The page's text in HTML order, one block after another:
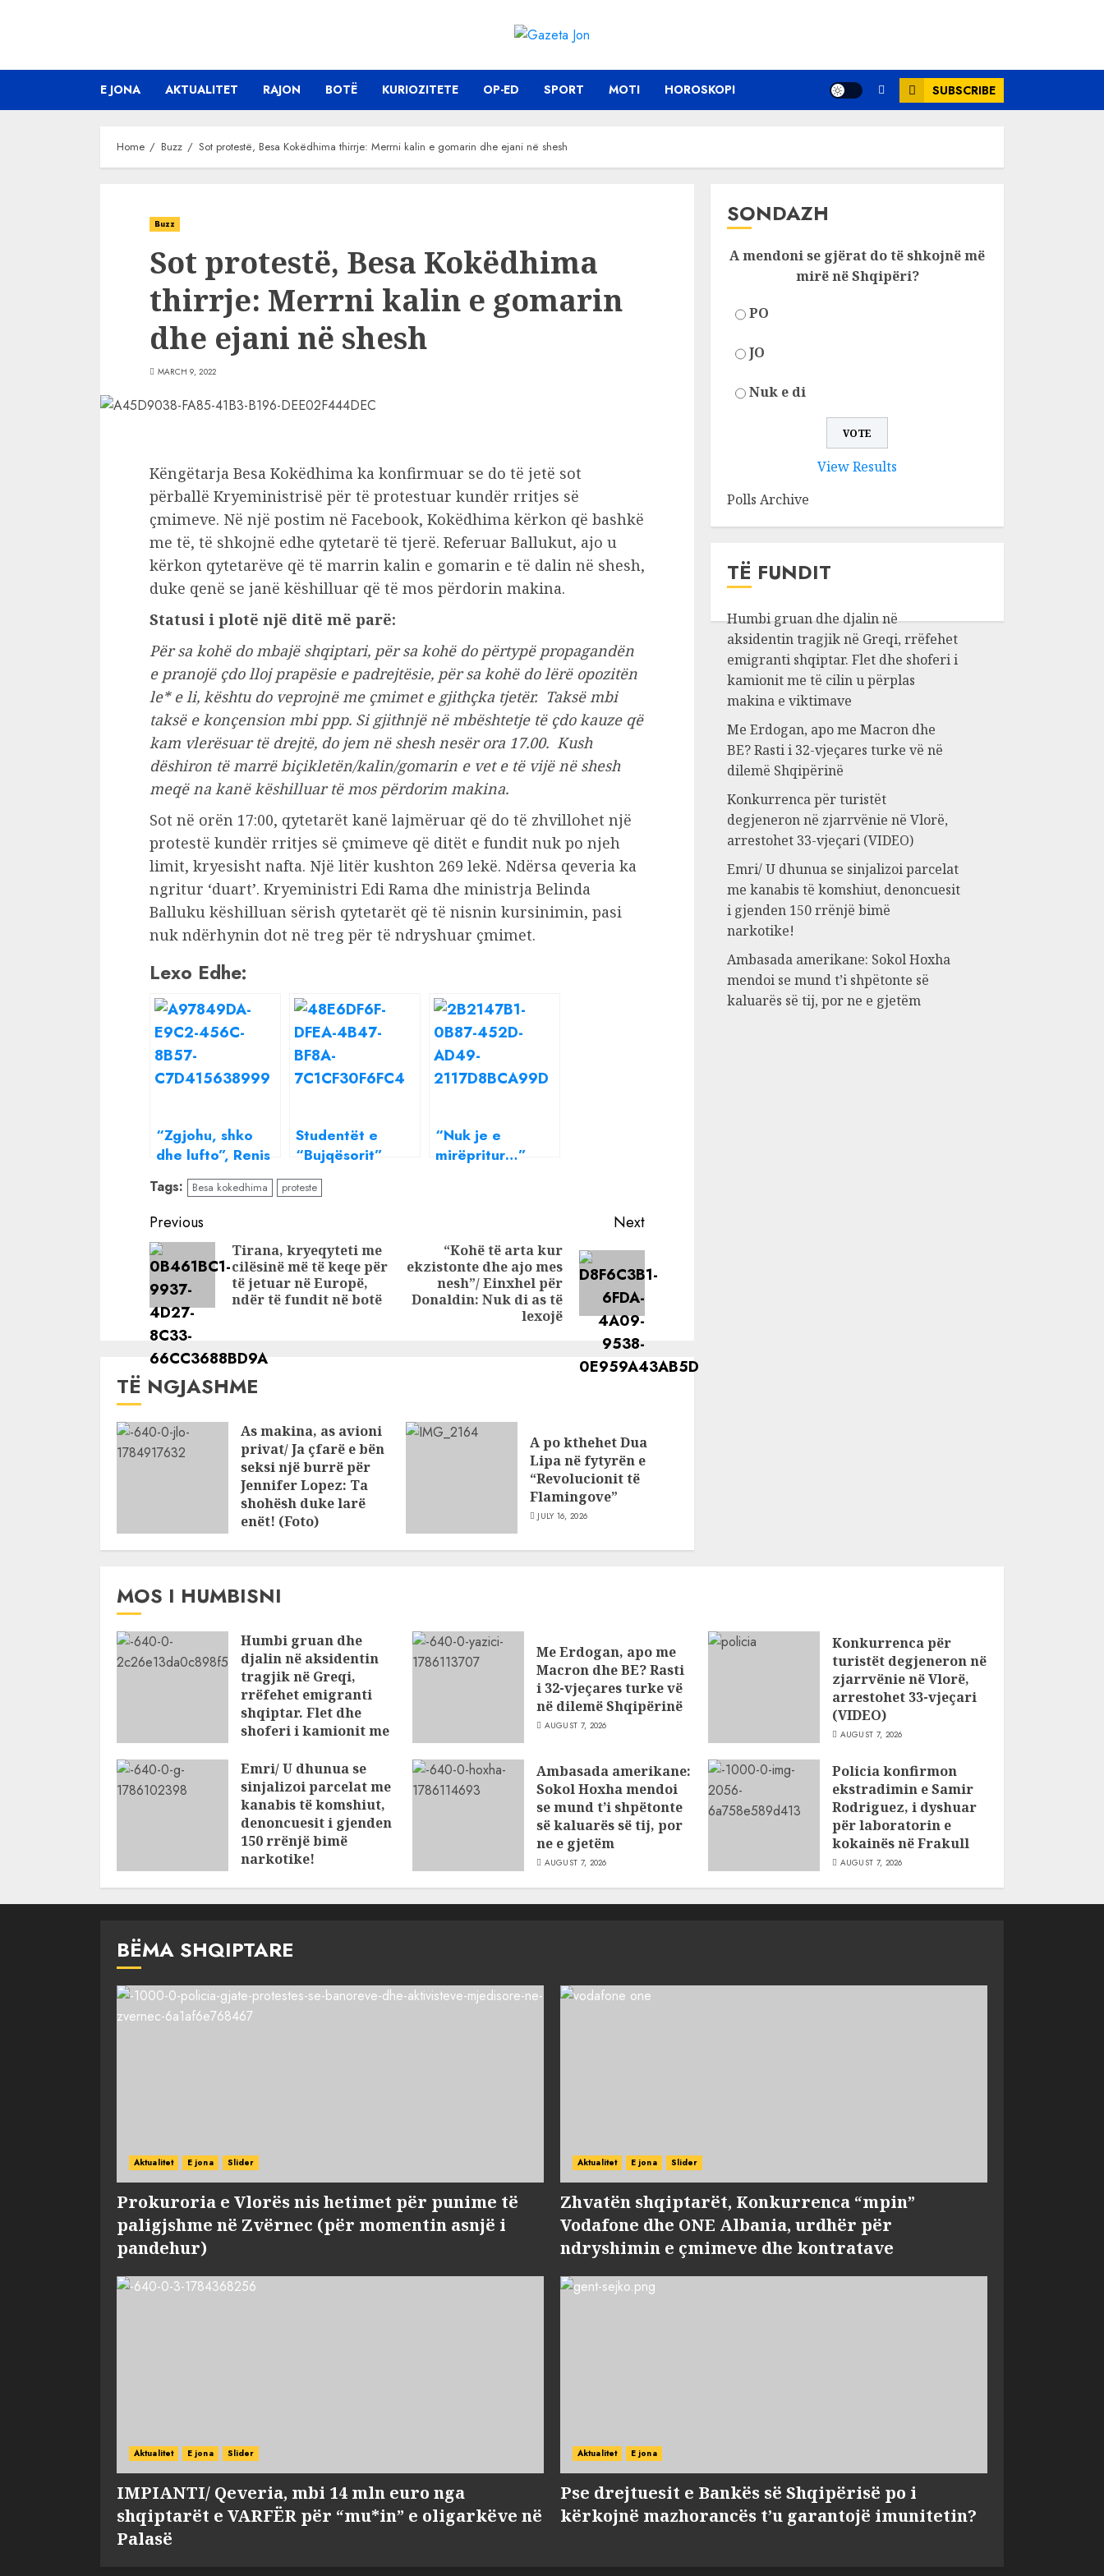
E JONA AKTUALITET RAJON BOTË KURIOZITETE OP-ED SPORT MOTI HOROSKOPI SUBSCRIBE
Home Buzz Sot protestë, Besa Kokëdhima thirrje: Merrni kalin e gomarin dhe ejani në shesh
Buzz
Sot protestë, Besa Kokëdhima
thirrje: Merrni kalin e gomarin
dhe ejani në shesh
MARCH 9, 2022
Këngëtarja Besa Kokëdhima ka konfirmuar se do të jetë sot
përballë Kryeministrisë për të protestuar kundër rritjes së
çmimeve. Në një postim në Facebook, Kokëdhima kërkon që bashkë
me të, të shkojnë edhe qytetarë të tjerë. Referuar Ballukut, ajo u
kërkon qytetarëve që të marrin kalin e gomarin e të dalin në shesh,
duke qenë se janë këshilluar që të mos përdorin makina.
Statusi i plotë një ditë më parë:
Për sa kohë do mbajë shqiptari, për sa kohë do përtypë propagandën
e pranojë çdo lloj prapësie e padrejtësie, për sa kohë do lërë opozitën
le* e li, kështu do veprojnë me çmimet e gjithçka tjetër. Taksë mbi
taksë e konçension mbi ppp. Si gjithnjë në mbështetje të çdo kauze që
kam vlerësuar të drejtë, do jem në shesh nesër ora 17.00. Kush
dëshiron të marrë biçikletën/kalin/gomarin e vet e të vijë në shesh
meqë na kanë këshilluar të mos përdorim makina.
Sot në orën 17:00, qytetarët kanë lajmëruar që do të zhvillohet një
protestë kundër rritjes së çmimeve që ditët e fundit nuk po njeh
limit, kryesisht nafta. Një litër kushton 269 lekë. Ndërsa qeveria ka
ngritur ‘duart’. Kryeministri Edi Rama dhe ministrja Belinda
Balluku këshilluan sërish qytetarët që të nisnin kursinimin, pasi
nuk ndërhynin dot në treg për të ndryshuar çmimet.
Lexo Edhe:
“Zgjohu, shko
dhe lufto”, Renis
Gjoka dhe Big
Basta thirrje
popullit për
protestë
Studentët e
“Bujqësorit”
bojkot mësimit
dhe marshim:
“Nuk je e
mirëpritur…”
Tags: Besa kokedhima proteste
Continue
Reading
Previous
Previous
post:
Tirana, kryeqyteti me
cilësinë më të keqe për
të jetuar në Europë,
ndër të fundit në botë
Next
Next
post:
“Kohë të arta kur
ekzistonte dhe ajo mes
nesh”/ Einxhel për
Donaldin: Nuk di as të
lexojë
TË NGJASHME
As makina, as avioni
privat/ Ja çfarë e bën
seksi një burrë për
Jennifer Lopez: Ta
shohësh duke larë
enët! (Foto)
A po kthehet Dua
Lipa në fytyrën e
“Revolucionit të
Flamingove”
JULY 16, 2026
SONDAZH
A mendoni se gjërat do të shkojnë më
mirë në Shqipëri?
PO
JO
Nuk e di
View Results
Polls Archive
TË FUNDIT
Humbi gruan dhe djalin në
aksidentin tragjik në Greqi, rrëfehet
emigranti shqiptar. Flet dhe shoferi i
kamionit me të cilin u përplas
makina e viktimave
Me Erdogan, apo me Macron dhe
BE? Rasti i 32-vjeçares turke vë në
dilemë Shqipërinë
Konkurrenca për turistët
degjeneron në zjarrvënie në Vlorë,
arrestohet 33-vjeçari (VIDEO)
Emri/ U dhunua se sinjalizoi parcelat
me kanabis të komshiut, denoncuesit
i gjenden 150 rrënjë bimë
narkotike!
Ambasada amerikane: Sokol Hoxha
mendoi se mund t’i shpëtonte së
kaluarës së tij, por ne e gjetëm
MOS I HUMBISNI
Humbi gruan dhe
djalin në aksidentin
tragjik në Greqi,
rrëfehet emigranti
shqiptar. Flet dhe
shoferi i kamionit me
makina e viktimave
AUGUST 7, 2026
Me Erdogan, apo me
Macron dhe BE? Rasti
i 32-vjeçares turke vë
në dilemë Shqipërinë
AUGUST 7, 2026
Konkurrenca për
turistët degjeneron në
zjarrvënie në Vlorë,
arrestohet 33-vjeçari
(VIDEO)
AUGUST 7, 2026
Emri/ U dhunua se
sinjalizoi parcelat me
kanabis të komshiut,
denoncuesit i gjenden
150 rrënjë bimë
narkotike!
Ambasada amerikane:
Sokol Hoxha mendoi
se mund t’i shpëtonte
së kaluarës së tij, por
ne e gjetëm
AUGUST 7, 2026
Policia konfirmon
ekstradimin e Samir
Rodriguez, i dyshuar
për laboratorin e
kokainës në Frakull
AUGUST 7, 2026
BËMA SHQIPTARE
Aktualitet E jona Slider
Prokuroria e Vlorës nis hetimet për punime të
paligjshme në Zvërnec (për momentin asnjë i
pandehur)
Aktualitet E jona Slider
Zhvatën shqiptarët, Konkurrenca “mpin”
Vodafone dhe ONE Albania, urdhër për
ndryshimin e çmimeve dhe kontratave
Aktualitet E jona Slider
IMPIANTI/ Qeveria, mbi 14 mln euro nga
shqiptarët e VARFËR për “mu*in” e oligarkëve në
Palasë
Aktualitet E jona
Pse drejtuesit e Bankës së Shqipërisë po i
kërkojnë mazhorancës t’u garantojë imunitetin?